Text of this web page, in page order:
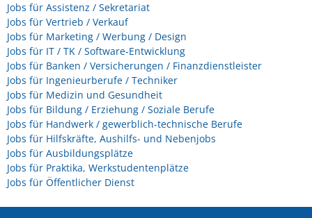
Jobs für Assistenz / Sekretariat
Jobs für Vertrieb / Verkauf
Jobs für Marketing / Werbung / Design
Jobs für IT / TK / Software-Entwicklung
Jobs für Banken / Versicherungen / Finanzdienstleister
Jobs für Ingenieurberufe / Techniker
Jobs für Medizin und Gesundheit
Jobs für Bildung / Erziehung / Soziale Berufe
Jobs für Handwerk / gewerblich-technische Berufe
Jobs für Hilfskräfte, Aushilfs- und Nebenjobs
Jobs für Ausbildungsplätze
Jobs für Praktika, Werkstudentenplätze
Jobs für Öffentlicher Dienst